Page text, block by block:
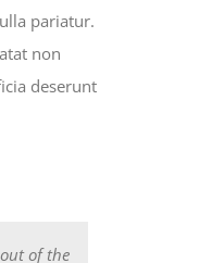
pariatur.
non
deserunt
of the